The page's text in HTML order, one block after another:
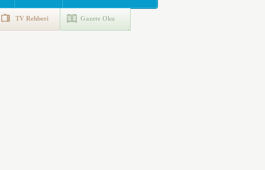
TV Rehberi Gazete Oku